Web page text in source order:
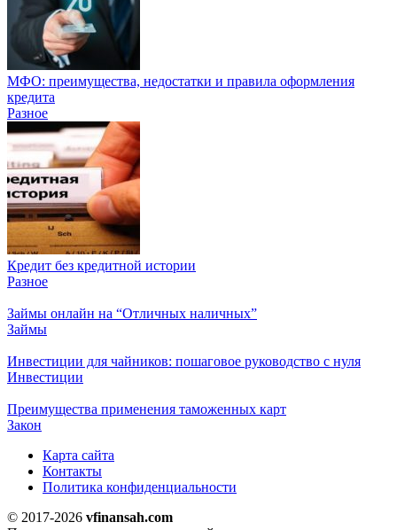
МФО: преимущества, недостатки и правила оформления
кредита
Разное
Кредит без кредитной истории
Разное
Займы онлайн на “Отличных наличных”
Займы
Инвестиции для чайников: пошаговое руководство с нуля
Инвестиции
Преимущества применения таможенных карт
Закон
Карта сайта
Контакты
Политика конфиденциальности
© 2017-2026 vfinansah.com